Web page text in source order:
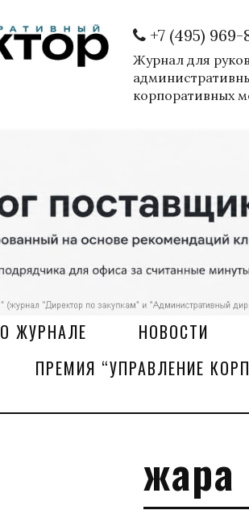
+7 (495) 969-
Журнал для
корпоративных
О ЖУРНАЛЕ НОВОСТИ
ПРЕМИЯ “УПРАВЛЕНИЕ
жара